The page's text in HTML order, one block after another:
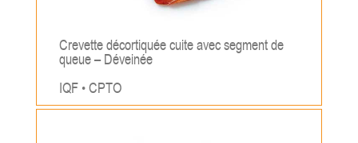
Crevette décortiquée cuite avec segment de
queue – Déveinée
IQF • CPTO
;